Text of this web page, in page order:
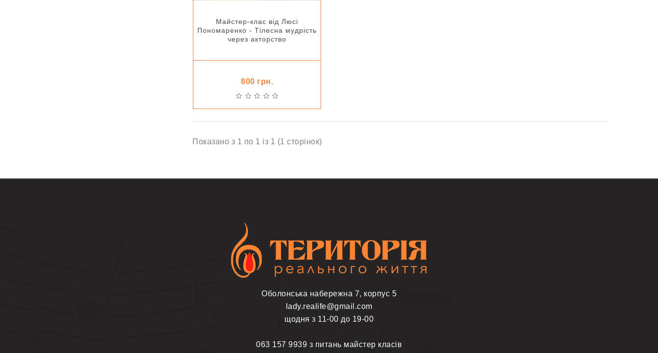
Майстер-клас від Люсі
Пономаренко - Тілесна мудрість
через акторство
800 грн.
Показано з 1 по 1 із 1 (1 сторінок)
Оболонська набережна 7, корпус 5
lady.realife@gmail.com
щодня з 11-00 до 19-00
063 157 9939 з питань майстер класів